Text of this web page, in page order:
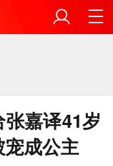
嘉译41岁
成公主